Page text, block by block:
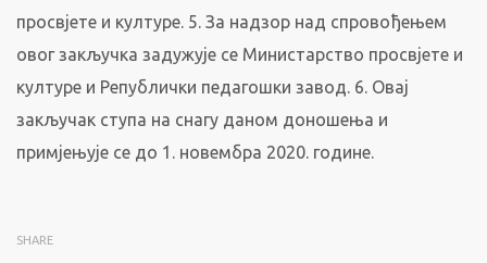
просвјете и културе. 5. За надзор над спровођењем
овог закључка задужује се Министарство просвјете и
културе и Републички педагошки завод. 6. Овај
закључак ступа на снагу даном доношења и
примјењује се до 1. новембра 2020. године.
SHARE